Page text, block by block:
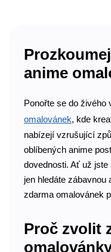
anime
Ponořte se do živého
omalovánek, kde
nabízejí vzrušující
oblíbených anime
dovednosti. Ať už jste
jen hledáte
zdarma omalovánek
Proč zvolit